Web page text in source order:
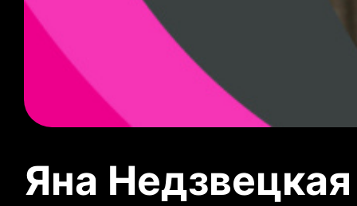
Яна Недзвецкая